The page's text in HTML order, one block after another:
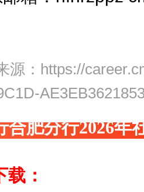
源： https://
合肥分行2026年
：